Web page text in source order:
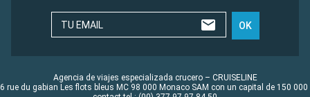
TU EMAIL OK
Agencia de viajes especializada crucero – CRUISELINE
rue du gabian Les flots bleus MC 98 000 Monaco SAM con un capital de 150 000